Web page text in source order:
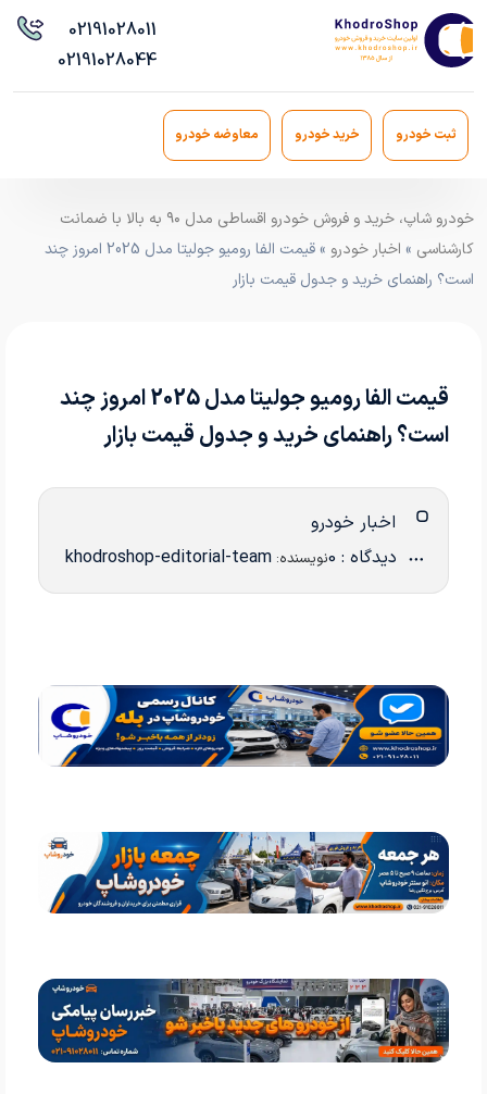
02191028011
02191028044
ثبت خودرو خرید خودرو معاوضه خودرو
خودرو شاپ، خرید و فروش خودرو اقساطی مدل ۹۰ به بالا با ضمانت
کارشناسی » اخبار خودرو
» قیمت الفا رومیو جولیتا مدل 2025 امروز چند
است؟ راهنمای خرید و جدول قیمت بازار
قیمت الفا رومیو جولیتا مدل 2025 امروز چند
است؟ راهنمای خرید و جدول قیمت بازار
اخبار خودرو
دیدگاه : 0 نویسنده: khodroshop-editorial-team